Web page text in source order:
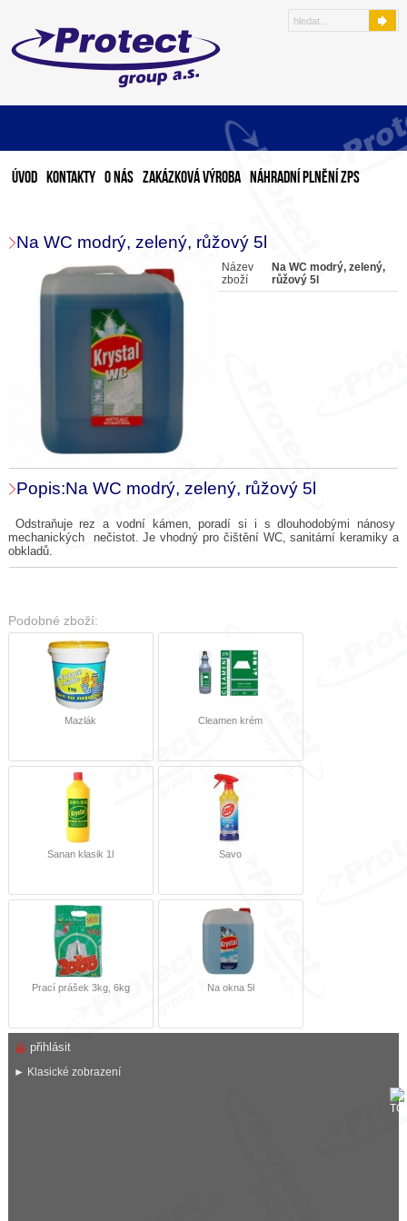
Na WC modrý, zelený, růžový 5l
Název
zboží
Na WC modrý, zelený,
růžový 5l
Popis:Na WC modrý, zelený, růžový 5l
Odstraňuje rez a vodní kámen, poradí si i s dlouhodobými nánosy
mechanických nečistot. Je vhodný pro čištění WC, sanitární keramiky a
obkladů.
Podobné zboží:
Mazlák Cleamen krém
Sanan klasik 1l Savo
Prací prášek 3kg, 6kg Na okna 5l
Úvod Kontakty O nás Zakázková výroba Náhradní plnění ZPS